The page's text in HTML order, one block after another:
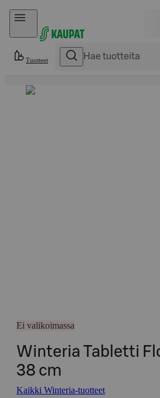
Hyppää sisältöön
Tuotteet
Ei valikoimassa
Winteria Tabletti
38 cm
Kaikki Winteria-tuotteet